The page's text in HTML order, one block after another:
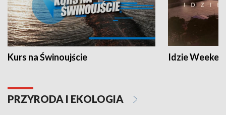
Kurs na Świnoujście Idzie
PRZYRODA I EKOLOGIA